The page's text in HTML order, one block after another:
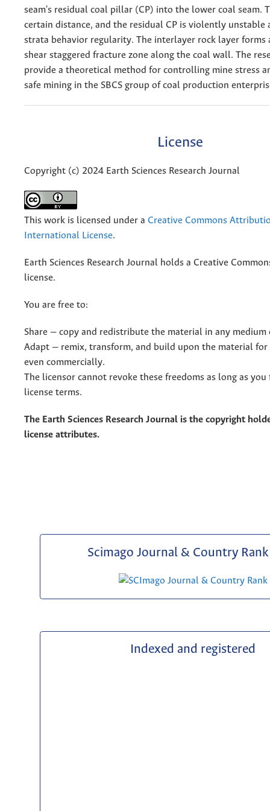
seam's residual coal pillar (CP) into the lower coal seam.
certain distance, and the residual CP is violently unstable
strata behavior regularity. The interlayer rock layer forms
shear staggered fracture zone along the coal wall. The
provide a theoretical method for controlling mine stress
safe mining in the SBCS group of coal production
License
Copyright (c) 2024 Earth Sciences Research Journal
This work is licensed under a Creative Commons
International License.
Earth Sciences Research Journal holds a Creative
license.
You are free to:
Share — copy and redistribute the material in any
Adapt — remix, transform, and build upon the material for
even commercially.
The licensor cannot revoke these freedoms as long as
license terms.
The Earth Sciences Research Journal is the copyright
license attributes.
Scimago Journal & Country Rank
Indexed and registered